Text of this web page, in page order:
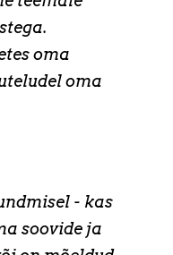
oma
oma
- kas
soovide ja